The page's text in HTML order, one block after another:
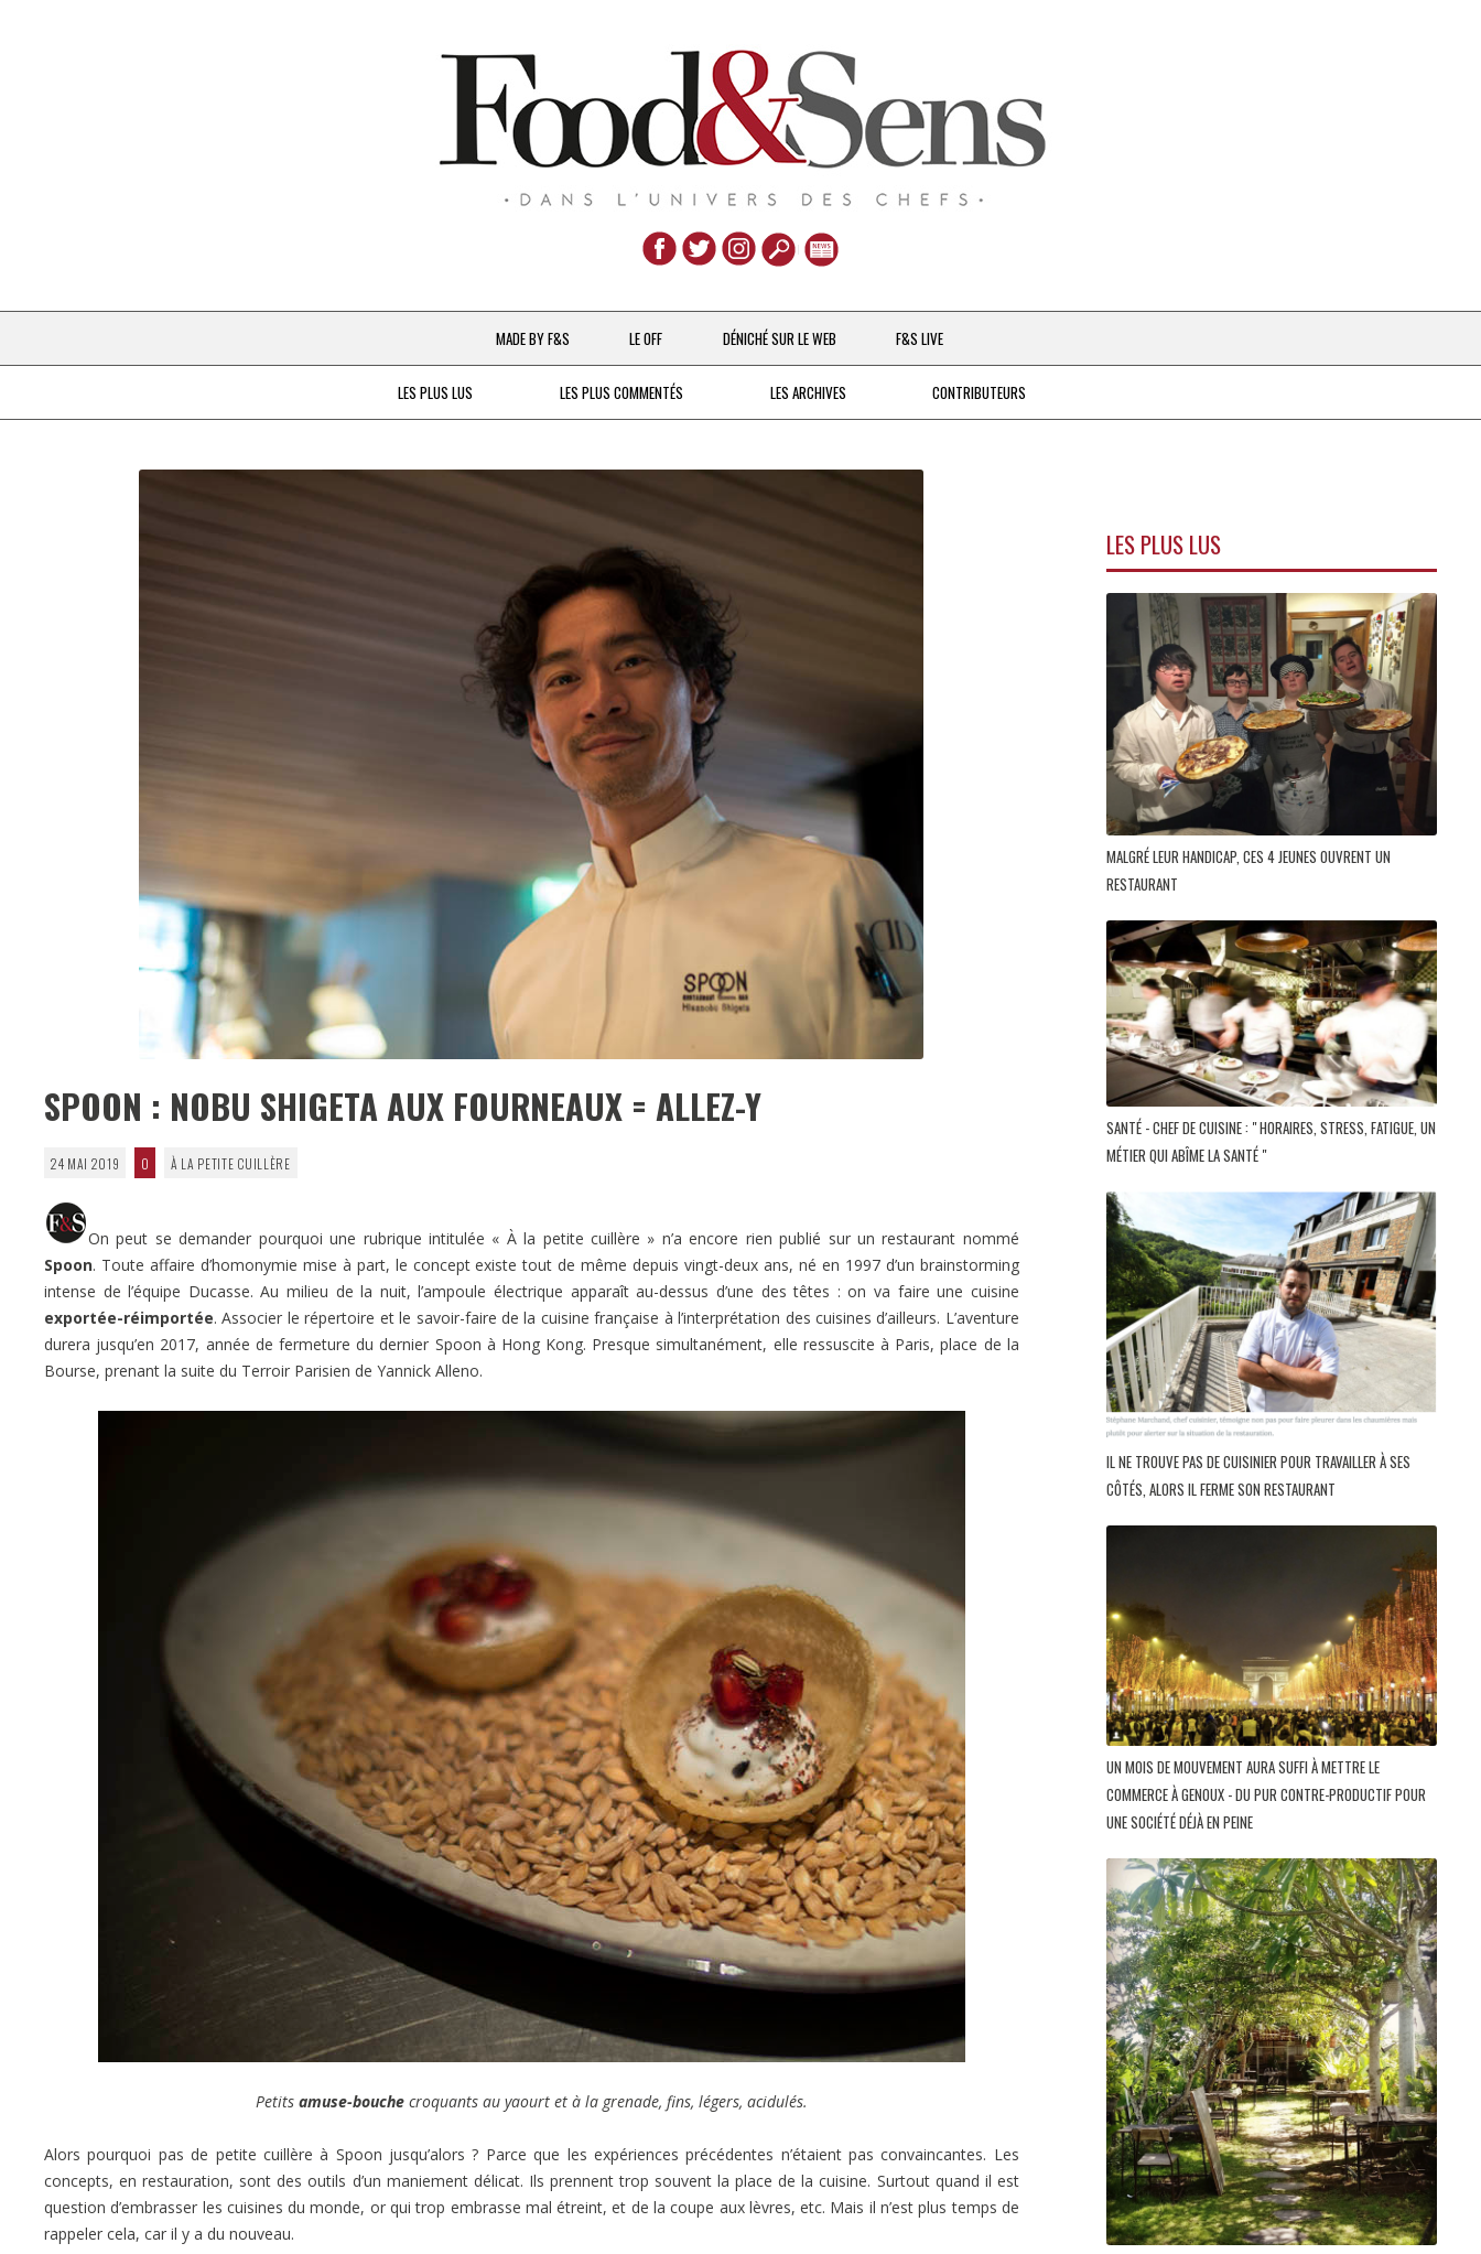
Aller
au
contenu
MADE BY F&S
CHEFS & ACTUALITÉS
DESTIN DE FEMME
V…DE VOYAGE
LE OFF DÉNICHÉ SUR LE WEB F&S LIVE
LES PLUS LUS LES PLUS COMMENTÉS LES ARCHIVES CONTRIBUTEURS
SPOON : NOBU SHIGETA AUX FOURNEAUX = ALLEZ-Y
24 MAI 2019 0 À LA PETITE CUILLÈRE
On peut se demander pourquoi une rubrique intitulée « À la petite cuillère » n’a encore rien publié sur un restaurant nommé
Spoon. Toute affaire d’homonymie mise à part, le concept existe tout de même depuis vingt-deux ans, né en 1997 d’un brainstorming
intense de l’équipe Ducasse. Au milieu de la nuit, l’ampoule électrique apparaît au-dessus d’une des têtes : on va faire une cuisine
exportée-réimportée. Associer le répertoire et le savoir-faire de la cuisine française à l’interprétation des cuisines d’ailleurs. L’aventure
durera jusqu’en 2017, année de fermeture du dernier Spoon à Hong Kong. Presque simultanément, elle ressuscite à Paris, place de la
Bourse, prenant la suite du Terroir Parisien de Yannick Alleno.
Petits amuse-bouchecroquants au yaourt et à la grenade, fins, légers, acidulés.
Alors pourquoi pas de petite cuillère à Spoon jusqu’alors ? Parce que les expériences précédentes n’étaient pas convaincantes. Les
concepts, en restauration, sont des outils d’un maniement délicat. Ils prennent trop souvent la place de la cuisine. Surtout quand il est
question d’embrasser les cuisines du monde, or qui trop embrasse mal étreint, et de la coupe aux lèvres, etc. Mais il n’est plus temps de
rappeler cela, car il y a du nouveau.
LES PLUS LUS
MALGRÉ LEUR HANDICAP, CES 4 JEUNES OUVRENT UN
RESTAURANT
SANTÉ - CHEF DE CUISINE : " HORAIRES, STRESS, FATIGUE, UN
MÉTIER QUI ABÎME LA SANTÉ "
IL NE TROUVE PAS DE CUISINIER POUR TRAVAILLER À SES
CÔTÉS, ALORS IL FERME SON RESTAURANT
UN MOIS DE MOUVEMENT AURA SUFFI À METTRE LE
COMMERCE À GENOUX - DU PUR CONTRE-PRODUCTIF POUR
UNE SOCIÉTÉ DÉJÀ EN PEINE